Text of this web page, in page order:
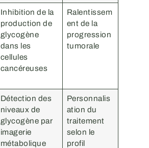
Inhibition de la
production de
glycogène
dans les
cellules
cancéreuses
Ralentissem
ent de la
progression
tumorale
Détection des
niveaux de
glycogène par
imagerie
métabolique
Personnalis
ation du
traitement
selon le
profil